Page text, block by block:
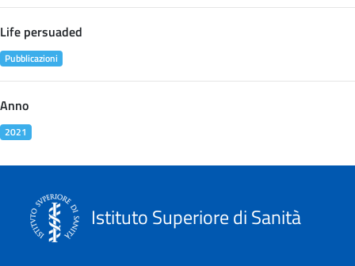
Life persuaded
Pubblicazioni
Anno
2021
Istituto Superiore di Sanità